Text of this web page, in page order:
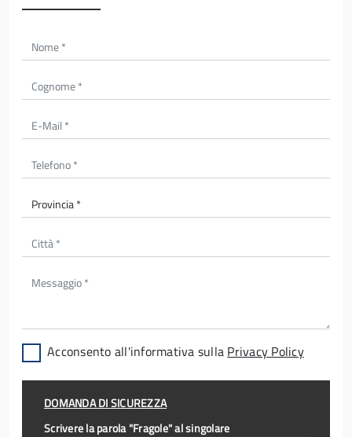
Acconsento all'informativa sulla Privacy Policy
DOMANDA DI SICUREZZA
Scrivere la parola "Fragole" al singolare